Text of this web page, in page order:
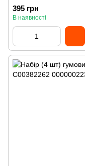
395 грн
В наявності